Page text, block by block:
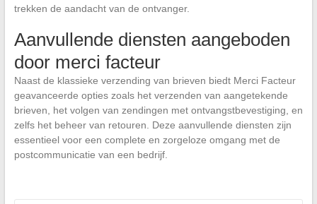
trekken de aandacht van de ontvanger.
Aanvullende diensten aangeboden
door merci facteur
Naast de klassieke verzending van brieven biedt Merci Facteur
geavanceerde opties zoals het verzenden van aangetekende
brieven, het volgen van zendingen met ontvangstbevestiging, en
zelfs het beheer van retouren. Deze aanvullende diensten zijn
essentieel voor een complete en zorgeloze omgang met de
postcommunicatie van een bedrijf.